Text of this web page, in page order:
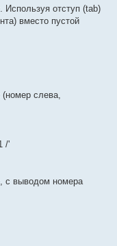
отступ (tab)
вместо пустой
слева,
/'
с выводом номера